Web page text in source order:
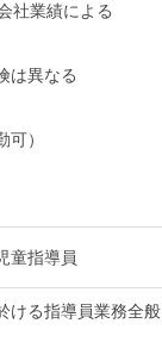
社業績による
は異なる
）
童指導員
ける指導員業務全般